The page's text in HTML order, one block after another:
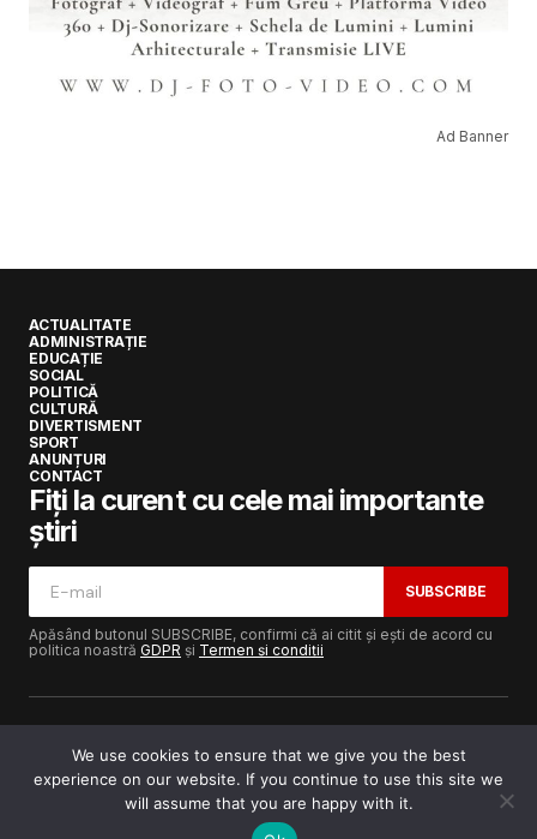
Ad Banner
ACTUALITATE
ADMINISTRAȚIE
EDUCAȚIE
SOCIAL
POLITICĂ
CULTURĂ
DIVERTISMENT
SPORT
ANUNȚURI
CONTACT
Fiți la curent cu cele mai importante
știri
SUBSCRIBE
Apăsând butonul SUBSCRIBE, confirmi că ai citit și ești de acord cu
politica noastră GDPR și Termen și condiții
Copyright © 2017-2025Lugojeanul.ro· Toate drepturile
rezervate · Dezvoltat dePower Media FX
We use cookies to ensure that we give you the best
experience on our website. If you continue to use this site we
will assume that you are happy with it.